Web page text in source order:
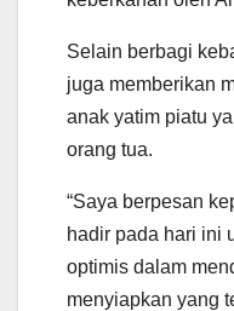
Selain berbagi
juga memberikan
anak yatim piatu
orang tua.
“Saya berpesan
hadir pada hari ini
optimis dalam
menyiapkan yang